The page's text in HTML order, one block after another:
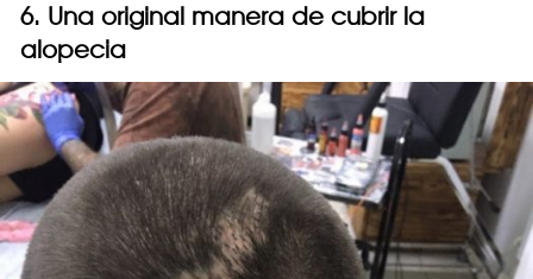
6. Una original manera de cubrir la
alopecia